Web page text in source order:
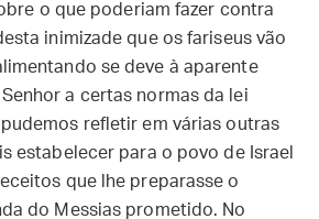
o que poderiam fazer contra
inimizade que os fariseus vão
se deve à aparente
a certas normas da lei
refletir em várias outras
estabelecer para o povo de Israel
que lhe preparasse o
do Messias prometido. No